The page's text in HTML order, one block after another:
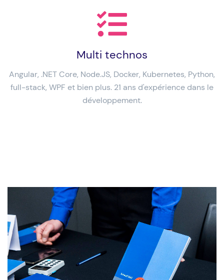
Multi technos
Angular, .NET Core, Node.JS, Docker, Kubernetes, Python,
full-stack, WPF et bien plus. 21 ans d'expérience dans le
développement.